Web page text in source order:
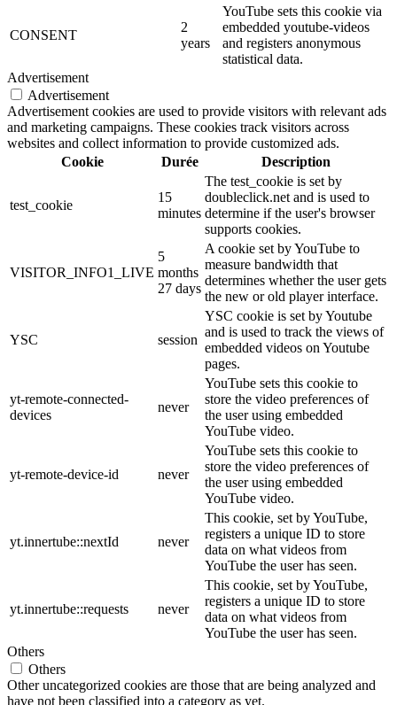
CONSENT
2
years
YouTube sets this cookie via
embedded youtube-videos
and registers anonymous
statistical data.
Advertisement
Advertisement
Advertisement cookies are used to provide visitors with relevant ads
and marketing campaigns. These cookies track visitors across
websites and collect information to provide customized ads.
Cookie
Durée Description
test_cookie
15
minutes
The test_cookie is set by
doubleclick.net and is used to
determine if the user's browser
supports cookies.
VISITOR_INFO1_LIVE
5
months
27 days
A cookie set by YouTube to
measure bandwidth that
determines whether the user gets
the new or old player interface.
YSC session
YSC cookie is set by Youtube
and is used to track the views of
embedded videos on Youtube
pages.
yt-remote-connected-
devices
never
YouTube sets this cookie to
store the video preferences of
the user using embedded
YouTube video.
yt-remote-device-id never
YouTube sets this cookie to
store the video preferences of
the user using embedded
YouTube video.
yt.innertube::nextId never
This cookie, set by YouTube,
registers a unique ID to store
data on what videos from
YouTube the user has seen.
yt.innertube::requests never
This cookie, set by YouTube,
registers a unique ID to store
data on what videos from
YouTube the user has seen.
Others
Others
Other uncategorized cookies are those that are being analyzed and
have not been classified into a category as yet.